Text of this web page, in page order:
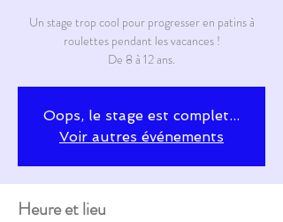
Un stage trop cool pour progresser en patins à
roulettes pendant les vacances !
De 8 à 12 ans.
Oops, le stage est complet...
Voir autres événements
Heure et lieu